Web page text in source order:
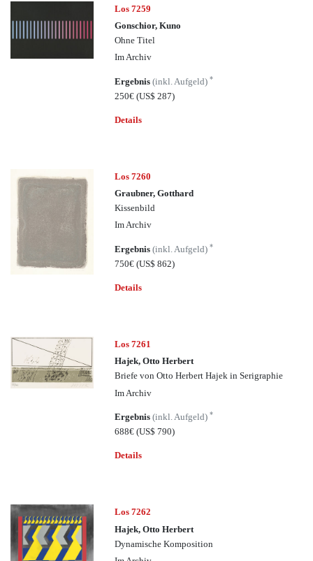
Los 7259
Gonschior, Kuno
Ohne Titel
Im Archiv
Ergebnis(inkl. Aufgeld)*
250€(US$ 287)
Details
Los 7260
Graubner, Gotthard
Kissenbild
Im Archiv
Ergebnis(inkl. Aufgeld)*
750€(US$ 862)
Details
Los 7261
Hajek, Otto Herbert
Briefe von Otto Herbert Hajek in Serigraphie
Im Archiv
Ergebnis(inkl. Aufgeld)*
688€(US$ 790)
Details
Los 7262
Hajek, Otto Herbert
Dynamische Komposition